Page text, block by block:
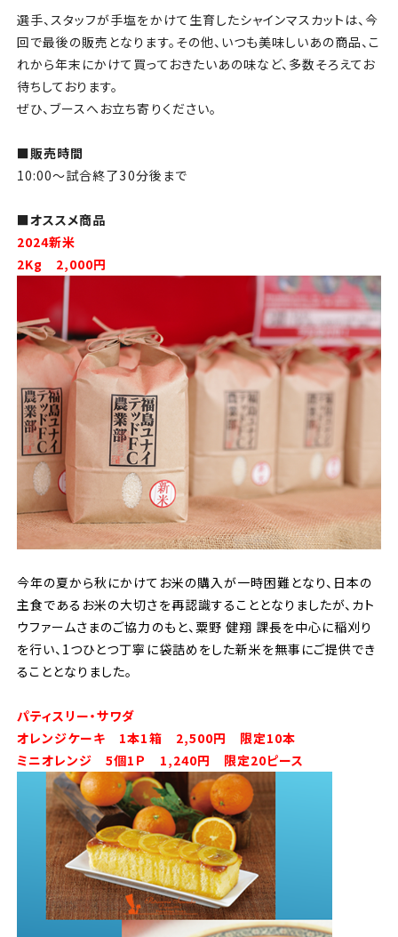
その他
選手、スタッフが手塩をかけて生育したシャインマスカットは、今
回で最後の販売となります。その他、いつも美味しいあの商品、こ
れから年末にかけて買っておきたいあの味など、多数そろえてお
待ちしております。
ぜひ、ブースへお立ち寄りください。
■販売時間
10:00～試合終了30分後まで
■オススメ商品
2024新米
2Kg 2,000円
今年の夏から秋にかけてお米の購入が一時困難となり、日本の
主食であるお米の大切さを再認識することとなりましたが、カト
ウファームさまのご協力のもと、粟野 健翔 課長を中心に稲刈り
を行い、1つひとつ丁寧に袋詰めをした新米を無事にご提供でき
ることとなりました。
パティスリー・サワダ
オレンジケーキ 1本1箱 2,500円 限定10本
ミニオレンジ 5個1Ｐ 1,240円 限定20ピース